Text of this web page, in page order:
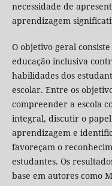
necessidade de
aprendizagem
O objetivo geral
educação inclusiva
habilidades dos
escolar. Entre os
compreender a escola
integral, discutir o
aprendizagem e
favoreçam o
estudantes. Os
base em autores como